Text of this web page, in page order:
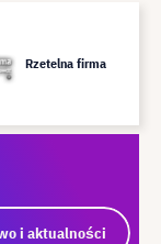
Rzetelna firma
i aktualności